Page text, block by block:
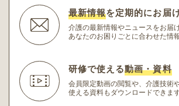
最新情報を定期的にお届
介護の最新情報やニュースをお届
あなたのお困りごとに合わせた情
研修で使える動画・資料
会員限定動画の閲覧や、介護技術
使える資料もダウンロードできます